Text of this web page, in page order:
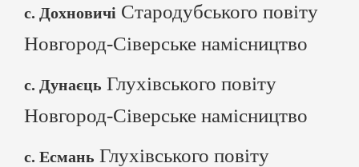
с. Дохновичі Стародубського повіту
Новгород-Сіверське намісництво
с. Дунаєць Глухівського повіту
Новгород-Сіверське намісництво
с. Есмань Глухівського повіту